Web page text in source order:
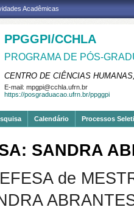
Acadêmicas
PPGGPI/CCHLA
PROGRAMA DE PÓS-
CENTRO DE CIÊNCIAS
E-mail: mpgpi@cchla.ufrn.br
https://posgraduacao.ufrn.br/ppggpi
Calendário Processos
SANDRA
de